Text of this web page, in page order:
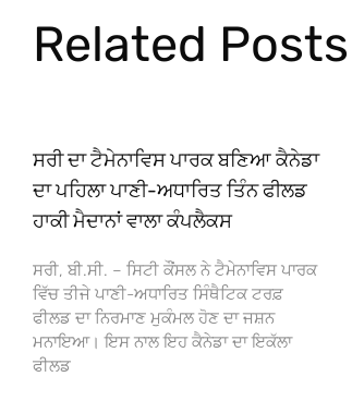
Related Posts
ਸਰੀ ਦਾ ਟੈਮੇਨਾਵਿਸ ਪਾਰਕ ਬਣਿਆ ਕੈਨੇਡਾ
ਦਾ ਪਹਿਲਾ ਪਾਣੀ-ਅਧਾਰਿਤ ਤਿੰਨ ਫੀਲਡ
ਹਾਕੀ ਮੈਦਾਨਾਂ ਵਾਲਾ ਕੰਪਲੈਕਸ
ਸਰੀ, ਬੀ.ਸੀ. – ਸਿਟੀ ਕੌਂਸਲ ਨੇ ਟੈਮੇਨਾਵਿਸ ਪਾਰਕ
ਵਿੱਚ ਤੀਜੇ ਪਾਣੀ-ਅਧਾਰਿਤ ਸਿੰਥੈਟਿਕ ਟਰਫ਼
ਫੀਲਡ ਦਾ ਨਿਰਮਾਣ ਮੁਕੰਮਲ ਹੋਣ ਦਾ ਜਸ਼ਨ
ਮਨਾਇਆ। ਇਸ ਨਾਲ ਇਹ ਕੈਨੇਡਾ ਦਾ ਇਕੱਲਾ
ਫੀਲਡ